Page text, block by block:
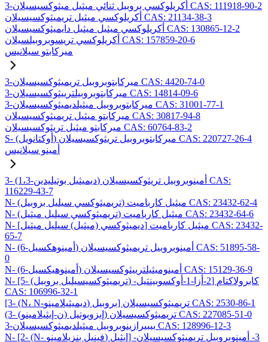
3-أكريلوكسي بروبيل ثنائي ميثيل ميثوكسيسيلان CAS: 111918-90-2
أكريلوكسي ميثيل تريميثوكسيسيلان CAS: 21134-38-3
أكريلوكسي ميثيل ميثيل دايميثوكسيسيلان CAS: 130865-12-2
أكريلوكسي تريسوبروبيلسيلان CAS: 157859-20-6
ميركابتو سيلانيس
3-ميركابتوبروبيل تريميثوكسيسيلان CAS: 4420-74-0
3-ميركابتوبروبيلترييثوكسيسيلان CAS: 14814-09-6
3-ميركابتوبروبيل ميثيلديميثوكسيسيلان CAS: 31001-77-1
ميركابتو ميثيل تريميثوكسيسيلان CAS: 30817-94-8
ميركابتو ميثيل تريثوكسيسيلان CAS: 60764-83-2
S- (أوكتانويل) ميركابتوبروبيل تريثوكسيسيلان CAS: 220727-26-4
أمينو سيلانيس
3- (1،3-ديميثيل بوتيليدين) أمينوبروبيل تريثوكسيسيلان CAS:
116229-43-7
N- (تريميثوكسي سيليل بروبيل) ميثيل كارباميت CAS: 23432-62-4
N- (تريميثوكسي سيليل ميثيل) ميثيل كارباميت CAS: 23432-64-6
N- [ديميثوكسي (ميثيل) سيليل ميثيل] ميثيل كارباميت CAS: 23432-
65-7
N- (6-أمينوهكسيل) أمينوبروبيل تريميثوكسيسيلان CAS: 51895-58-
0
N- (6-أمينوهيكسيل) أمينوميثيلترييثوكسيسيلان CAS: 15129-36-9
N- [5- (تريميثوكسيسيليل بروبيل) -2-أزا-1-أوكسوبينتيل] كابرولاكتام
CAS: 106996-32-1
[3- (N، N-ديميثيلامينو) بروبيل] تريميثوكسيسيلان CAS: 2530-86-1
(3- (ن-إيثيلامينو) إيزوبوتيل) تريميثوكسيسيلان CAS: 227085-51-0
3-بيبيرازينوبروبيل ميثيلديميثوكسيسيلان CAS: 128996-12-3
N- [2- (N- فينيل بنزيلامينو) إيثيل] -3- أمينوبروبيل تريميثوكسيسيلان